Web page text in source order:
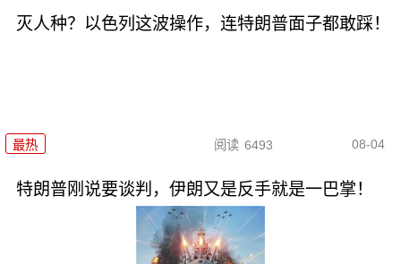
灭人种？以色列这波操作，连特朗普面子都敢踩！
最热 阅读 6493 08-04
特朗普刚说要谈判，伊朗又是反手就是一巴掌！